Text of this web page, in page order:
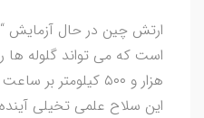
ارتش چین در حال آزمایش
هزار و ۵۰۰
این سلاح علمی تخیلی